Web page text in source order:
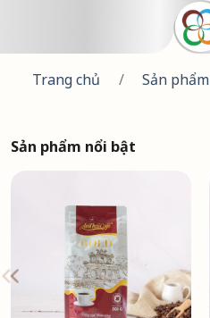
Trang chủ / Sản phẩm
Sản phẩm nổi bật